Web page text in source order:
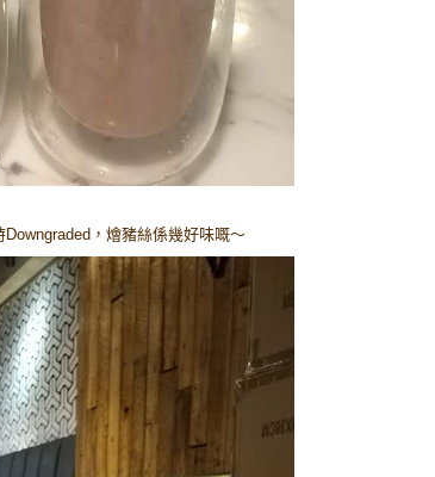
，燴豬絲係幾好味嘅～